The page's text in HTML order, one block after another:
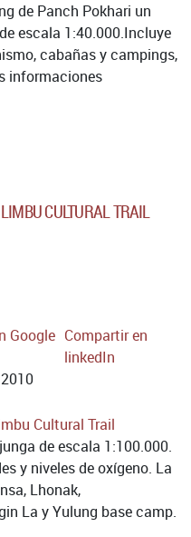
de Panch Pokhari un
escala 1:40.000.Incluye
cabañas y campings,
informaciones
CULTURAL TRAIL
Google Compartir en
linkedIn
de escala 1:100.000.
y niveles de oxígeno. La
Lhonak,
La y Yulung base camp.